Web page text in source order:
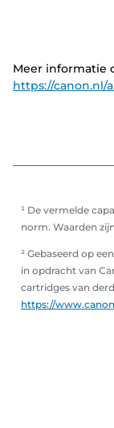
Meer informatie
https://canon.nl/
¹ De vermelde
norm. Waarden
² Gebaseerd op
in opdracht van
cartridges van
https://